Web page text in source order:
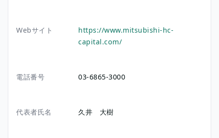
Webサイト
https://www.mitsubishi-hc-
capital.com/
電話番号 03-6865-3000
代表者氏名 久井 大樹